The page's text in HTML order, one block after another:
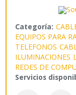
Categoría:
EQUIPOS PARA
TELEFONOS
ILUMINACIONES
REDES DE
Servicios